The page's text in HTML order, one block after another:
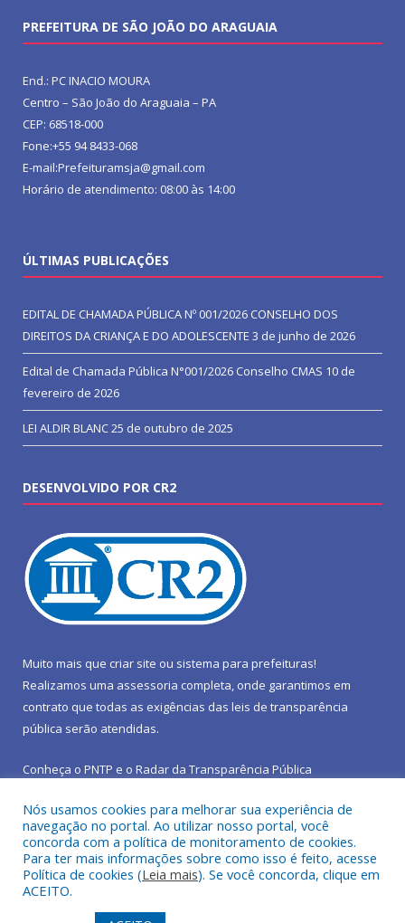
PREFEITURA DE SÃO JOÃO DO ARAGUAIA
End.: PC INACIO MOURA
Centro – São João do Araguaia – PA
CEP: 68518-000
Fone:+55 94 8433-068
E-mail:Prefeituramsja@gmail.com
Horário de atendimento: 08:00 às 14:00
ÚLTIMAS PUBLICAÇÕES
EDITAL DE CHAMADA PÚBLICA Nº 001/2026 CONSELHO DOS
DIREITOS DA CRIANÇA E DO ADOLESCENTE 3 de junho de 2026
Edital de Chamada Pública N°001/2026 Conselho CMAS 10 de
fevereiro de 2026
LEI ALDIR BLANC25 de outubro de 2025
DESENVOLVIDO POR CR2
Muito mais que criar site ou sistema para prefeituras!
Realizamos uma assessoria completa, onde garantimos em
contrato que todas as exigências das leis de transparência
pública serão atendidas.
Conheça o PNTP e o Radar da Transparência Pública
Todos os direitos reservados a Prefeitura Municipal de São João
do Araguaia.
Nós usamos cookies para melhorar sua experiência de
navegação no portal. Ao utilizar nosso portal, você
concorda com a política de monitoramento de cookies.
Para ter mais informações sobre como isso é feito, acesse
Política de cookies (Leia mais). Se você concorda, clique em
ACEITO.